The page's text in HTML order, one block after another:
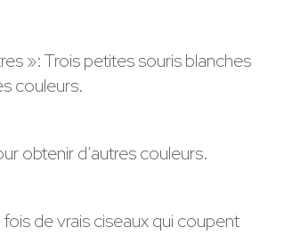
»: Trois petites souris blanches
couleurs.
obtenir d’autres couleurs.
de vrais ciseaux qui coupent